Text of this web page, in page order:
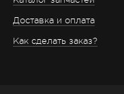
Доставка и оплата
Как сделать заказ?